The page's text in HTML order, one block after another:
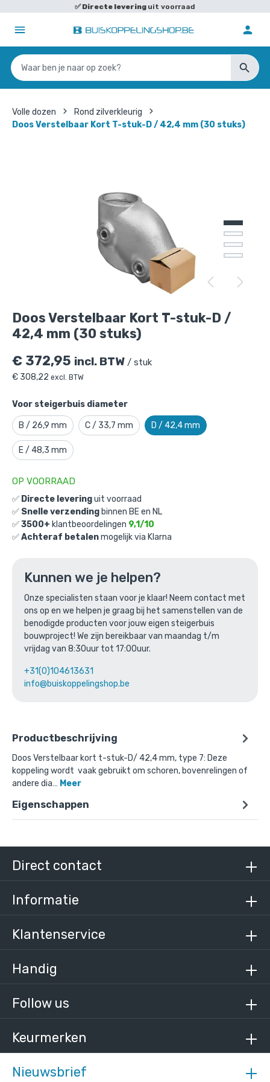
✅Directe levering uit voorraad
Volle dozen
Rond zilverkleurig
Doos Verstelbaar Kort T-stuk-D / 42,4 mm (30 stuks)
Doos Verstelbaar Kort T-stuk-D /
42,4 mm (30 stuks)
€ 372,95 incl. BTW / stuk
€ 308,22 excl. BTW
Voor steigerbuis diameter
B / 26,9 mm C / 33,7 mm D / 42,4 mm
E / 48,3 mm
OP VOORRAAD
✅ Directe leveringuit voorraad
✅ Snelle verzending binnen BE en NL
✅3500+ klantbeoordelingen 9,1/10
✅Achteraf betalenmogelijk via Klarna
Kunnen we je helpen?
Onze specialisten staan voor je klaar! Neem contact met
ons op en we helpen je graag bij het samenstellen van de
benodigde producten voor jouw eigen steigerbuis
bouwproject! We zijn bereikbaar van maandag t/m
vrijdag van 8:30uur tot 17:00uur.
+31(0)104613631
info@buiskoppelingshop.be
Productbeschrijving
Doos Verstelbaar kort t-stuk-D/ 42,4 mm, type 7: Deze
koppeling wordt vaak gebruikt om schoren, bovenrelingen of
andere dia… Meer
Eigenschappen
Doos Verstelbaar Kort T-stuk-D / 42,4
is toegevoegd aan je
Doos Verstelbaar Kort T-stuk-D / 42,4
mm (30 stuks)
Productnummer: D101007D
€372,95 incl. BTW/ stuk
€308,22 excl. BTW
of verder winkelen
Bovenstaande product wordt vaak
gecombineerd met:
€ 13,25 incl. BTW
€ 10,95 excl. BTW
Nieuwsbrief
Follow us
Keurmerken
Direct contact
Informatie
Klantenservice
Handig